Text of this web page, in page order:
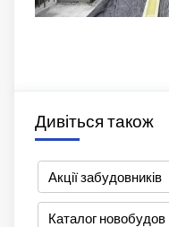
Дивіться також
Акції забудовників
Каталог новобудов